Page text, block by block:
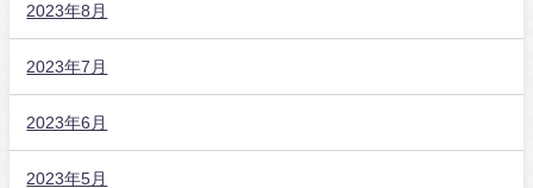
2023年8月
2023年7月
2023年6月
2023年5月